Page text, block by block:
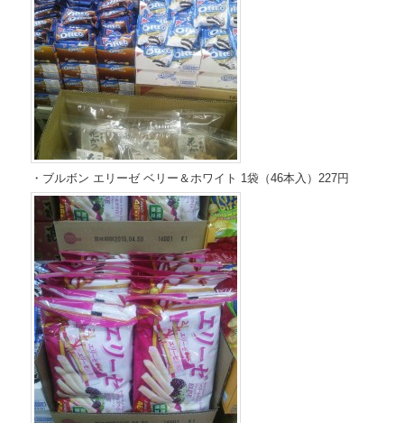
・ブルボン エリーゼ ベリー＆ホワイト 1袋（46本入）227円